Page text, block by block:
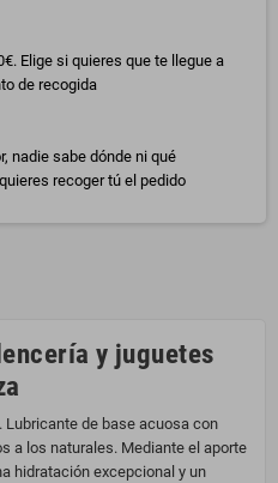
Elige si quieres que te llegue a
de recogida
nadie sabe dónde ni qué
recoger tú el pedido
y juguetes
Lubricante de base acuosa con
a los naturales. Mediante el aporte
hidratación excepcional y un